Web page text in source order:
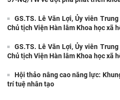
GS.TS. Lê Văn Lợi, Ủy viên
Chủ tịch Viện Hàn lâm Khoa học xã
GS.TS. Lê Văn Lợi, Ủy viên
Chủ tịch Viện Hàn lâm Khoa học xã
Hội thảo nâng cao năng lực:
trí tuệ nhân tạo